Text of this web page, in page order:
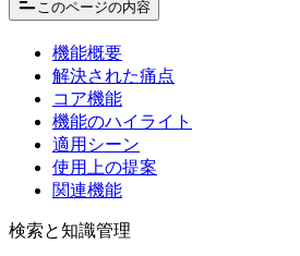
このページの内容
機能概要
解決された痛点
コア機能
機能のハイライト
適用シーン
使用上の提案
関連機能
検索と知識管理